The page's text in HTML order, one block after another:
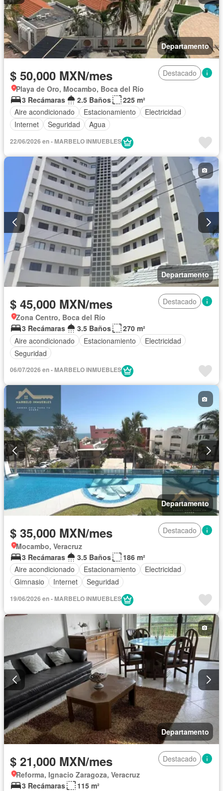
Departamento
$ 50,000 MXN/mes
Destacado
Playa de Oro, Mocambo, Boca del Río
3 Recámaras
2.5 Baños
225 m²
Aire acondicionado
Estacionamiento
Electricidad
Internet
Seguridad Agua
22/06/2026 en - MARBELO INMUEBLES
Departamento
$ 45,000 MXN/mes
Destacado
Zona Centro, Boca del Río
3 Recámaras
3.5 Baños
270 m²
Aire acondicionado
Estacionamiento
Electricidad
Seguridad
06/07/2026 en - MARBELO INMUEBLES
Departamento
$ 35,000 MXN/mes
Destacado
Mocambo, Veracruz
3 Recámaras
3.5 Baños
186 m²
Aire acondicionado
Estacionamiento
Electricidad
Gimnasio
Internet Seguridad
19/06/2026 en - MARBELO INMUEBLES
Departamento
$ 21,000 MXN/mes
Destacado
Reforma, Ignacio Zaragoza, Veracruz
3 Recámaras
115 m²